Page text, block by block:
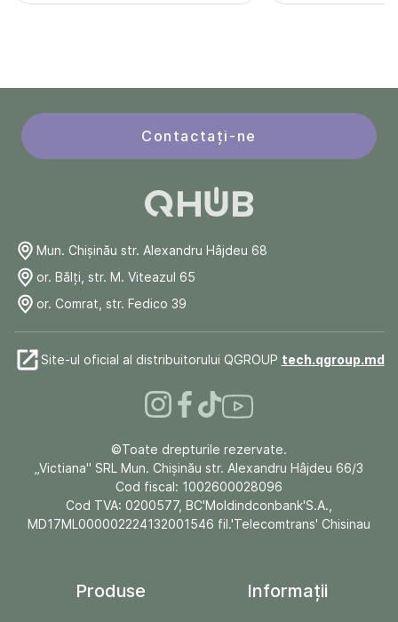
Contactați-ne
Mun. Chişinău str. Alexandru Hâjdeu 68
or. Bălți, str. M. Viteazul 65
or. Comrat, str. Fedico 39
Site-ul oficial al distribuitorului QGROUP tech.qgroup.md
©Toate drepturile rezervate.
„Victiana" SRL Mun. Chişinău str. Alexandru Hâjdeu 66/3
Cod fiscal: 1002600028096
Cod TVA: 0200577, BC'Moldindconbank'S.A.,
MD17ML000002224132001546 fil.'Telecomtrans' Chisinau
Produse Informații